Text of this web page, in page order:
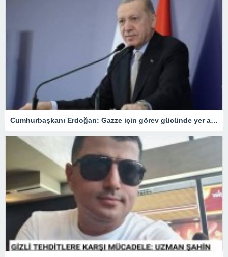
Cumhurbaşkanı Erdoğan: Gazze için görev gücünde yer alacağız.